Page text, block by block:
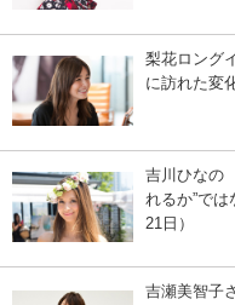
梨花ロング
に訪れた変
吉川ひなの
れるか”では
21日）
吉瀬美智子